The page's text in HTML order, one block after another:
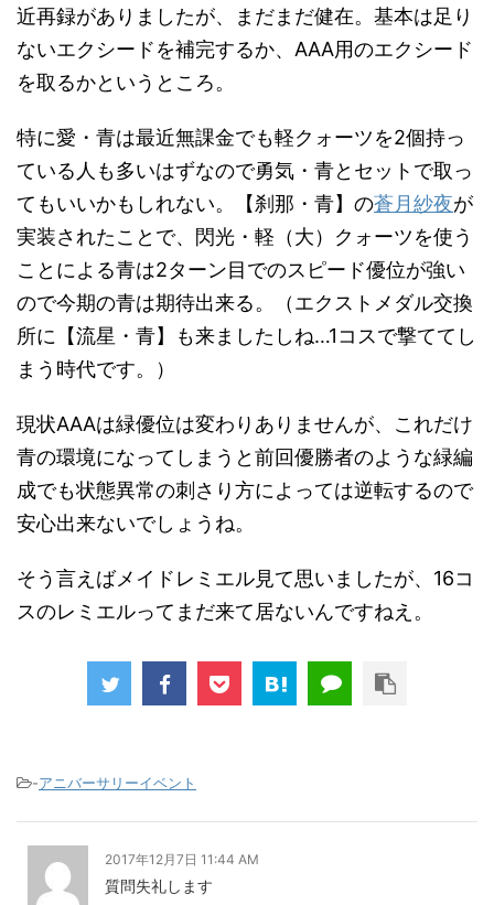
近再録がありましたが、まだまだ健在。基本は足り
ないエクシードを補完するか、AAA用のエクシード
を取るかというところ。
特に愛・青は最近無課金でも軽クォーツを2個持っ
ている人も多いはずなので勇気・青とセットで取っ
てもいいかもしれない。【刹那・青】の蒼月紗夜が
実装されたことで、閃光・軽（大）クォーツを使う
ことによる青は2ターン目でのスピード優位が強い
ので今期の青は期待出来る。（エクストメダル交換
所に【流星・青】も来ましたしね…1コスで撃ててし
まう時代です。）
現状AAAは緑優位は変わりありませんが、これだけ
青の環境になってしまうと前回優勝者のような緑編
成でも状態異常の刺さり方によっては逆転するので
安心出来ないでしょうね。
そう言えばメイドレミエル見て思いましたが、16コ
スのレミエルってまだ来て居ないんですねえ。
-アニバーサリーイベント
2017年12月7日 11:44 AM
質問失礼します